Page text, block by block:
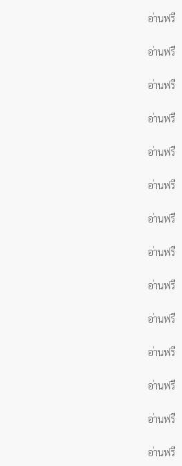
อ่านฟรี
อ่านฟรี
อ่านฟรี
อ่านฟรี
อ่านฟรี
อ่านฟรี
อ่านฟรี
อ่านฟรี
อ่านฟรี
อ่านฟรี
อ่านฟรี
อ่านฟรี
อ่านฟรี
อ่านฟรี